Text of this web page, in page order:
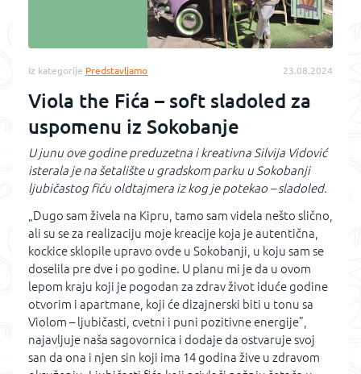
Iz kategorije Predstavljamo 23.08.2024
Viola the Fića – soft sladoled za
uspomenu iz Sokobanje
U junu ove godine preduzetna i kreativna Silvija Vidović
isterala je na šetalište u gradskom parku u Sokobanji
ljubičastog fiću oldtajmera iz kog je potekao – sladoled.
„Dugo sam živela na Kipru, tamo sam videla nešto slično,
ali su se za realizaciju moje kreacije koja je autentična,
kockice sklopile upravo ovde u Sokobanji, u koju sam se
doselila pre dve i po godine. U planu mi je da u ovom
lepom kraju koji je pogodan za zdrav život iduće godine
otvorim i apartmane, koji će dizajnerski biti u tonu sa
Violom – ljubičasti, cvetni i puni pozitivne energije”,
najavljuje naša sagovornica i dodaje da ostvaruje svoj
san da ona i njen sin koji ima 14 godina žive u zdravom